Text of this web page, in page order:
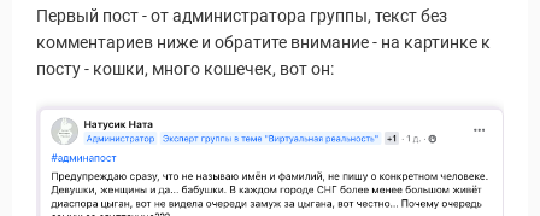
Первый пост - от администратора группы, текст без
комментариев ниже и обратите внимание - на картинке к
посту - кошки, много кошечек, вот он: